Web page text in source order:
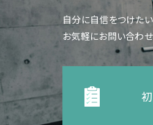
自分に自信をつけたい
お気軽にお問い合わせ